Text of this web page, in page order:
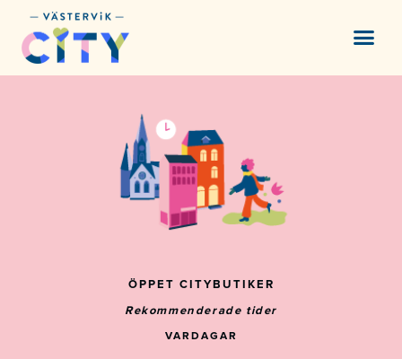
content
ÖPPET CITYBUTIKER
Rekommenderade tider
VARDAGAR